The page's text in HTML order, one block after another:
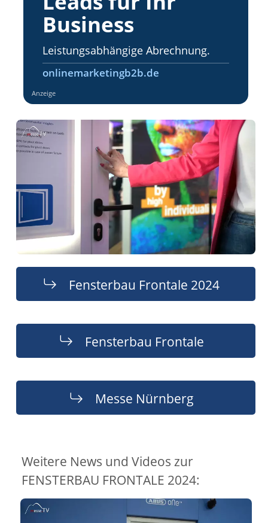
Business
Leistungsabhängige Abrechnung.
onlinemarketingb2b.de
Anzeige
Fensterbau Frontale 2024
Fensterbau Frontale
Messe Nürnberg
Weitere News und Videos zur
FENSTERBAU FRONTALE 2024: